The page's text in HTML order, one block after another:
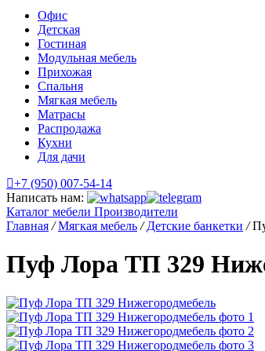
Офис
Детская
Гостиная
Модульная мебель
Прихожая
Спальня
Мягкая мебель
Матрасы
Распродажа
Кухни
Для дачи
+7 (950) 007-54-14
Написать нам:
Каталог мебели Производители
Главная / Мягкая мебель / Детские банкетки /
Пуф Лора ТП 329